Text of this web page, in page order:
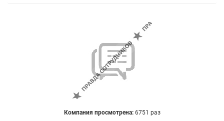
Компания просмотрена: 6751 раз